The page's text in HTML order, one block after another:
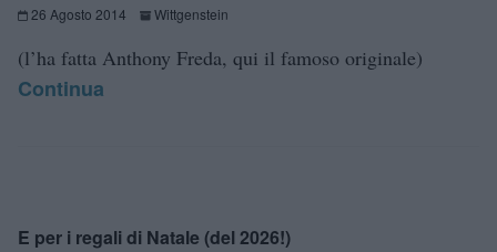
26 Agosto 2014 Wittgenstein
(l’ha fatta Anthony Freda, qui il famoso originale)
Continua
E per i regali di Natale (del 2026!)